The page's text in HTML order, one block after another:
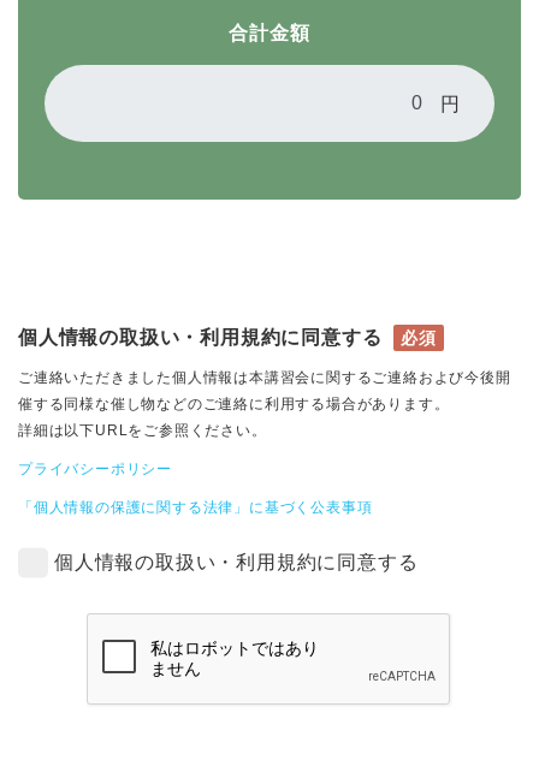
合計金額
円
個人情報の取扱い・利用規約に同意する 必須
ご連絡いただきました個人情報は本講習会に関するご連絡および今後開
催する同様な催し物などのご連絡に利用する場合があります。
詳細は以下URLをご参照ください。
プライバシーポリシー
「個人情報の保護に関する法律」に基づく公表事項
個人情報の取扱い・利用規約に同意する